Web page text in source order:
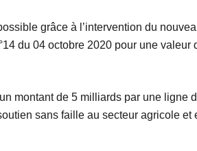
grâce à l’intervention du
du 04 octobre 2020 pour une valeur
montant de 5 milliards par une ligne
sans faille au secteur agricole